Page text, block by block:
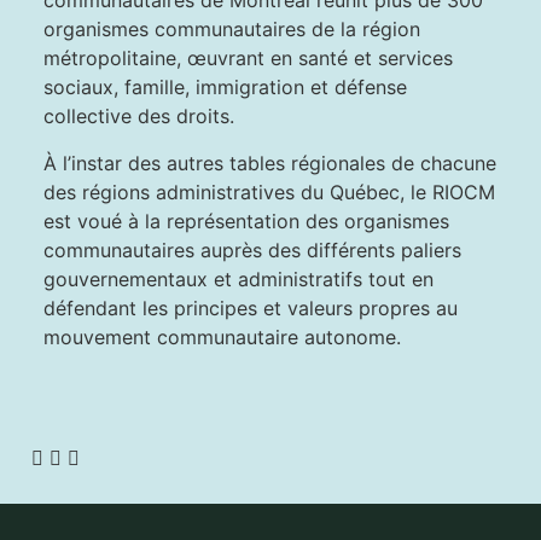
organismes communautaires de la région
métropolitaine, œuvrant en santé et services
sociaux, famille, immigration et défense
collective des droits.
À l’instar des autres tables régionales de chacune
des régions administratives du Québec, le RIOCM
est voué à la représentation des organismes
communautaires auprès des différents paliers
gouvernementaux et administratifs tout en
défendant les principes et valeurs propres au
mouvement communautaire autonome.